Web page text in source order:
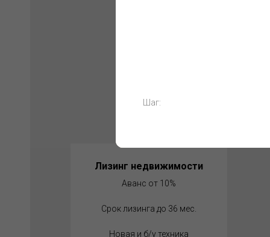
Лизинг недвижимости
Аванс от 10%
Срок лизинга до 36 мес.
Новая и б/у техника
Шаг: